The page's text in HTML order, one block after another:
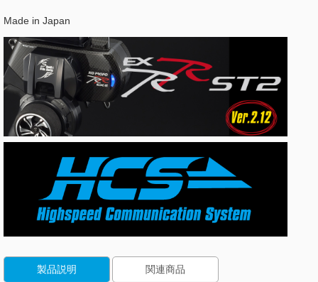
Made in Japan
製品説明 関連商品